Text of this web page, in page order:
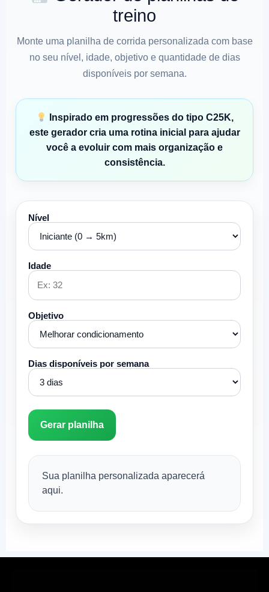
treino
Monte uma planilha de corrida personalizada com base
no seu nível, idade, objetivo e quantidade de dias
disponíveis por semana.
Inspirado em progressões do tipo C25K,
este gerador cria uma rotina inicial para ajudar
você a evoluir com mais organização e
consistência.
Nível
Idade
Objetivo
Dias disponíveis por semana
Gerar planilha
Sua planilha personalizada aparecerá
aqui.